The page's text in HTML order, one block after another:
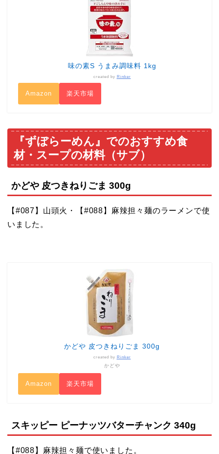
味の素S うまみ調味料 1kg
created by Rinker
Amazon 楽天市場
『ずぼらーめん』でのおすすめ食
材・スープの材料（サブ）
かどや 皮つきねりごま 300g
【#087】山頭火・【#088】麻辣担々麺のラーメンで使
いました。
かどや 皮つきねりごま 300g
created by Rinker
かどや
Amazon 楽天市場
スキッピー ピーナッツバターチャンク 340g
【#088】麻辣担々麺で使いました。